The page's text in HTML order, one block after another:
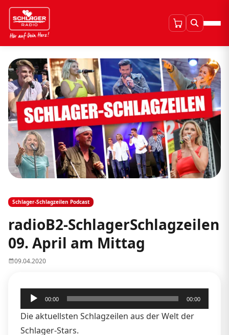
Schlager-Schlagzeilen Podcast
radioB2-SchlagerSchlagzeilen
09. April am Mittag
09.04.2020
Audio-
Player
00:00 00:00
Die aktuellsten Schlagzeilen aus der Welt der
Schlager-Stars.